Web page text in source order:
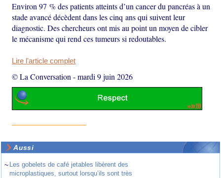
Environ 97 % des patients atteints d’un cancer du pancréas à un
stade avancé décèdent dans les cinq ans qui suivent leur
diagnostic. Des chercheurs ont mis au point un moyen de cibler
le mécanisme qui rend ces tumeurs si redoutables.
Lire l'article complet
© La Conversation -mardi 9 juin 2026
Aussi
~ Les gobelets de café jetables libèrent des
microplastiques, surtout lorsqu’ils sont très